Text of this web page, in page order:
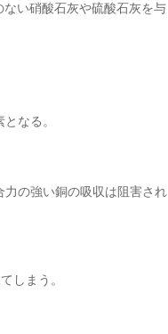
い硝酸石灰や硫酸石灰を与
なる。
の強い銅の吸収は阻害され
しまう。